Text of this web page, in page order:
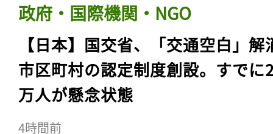
政府・国際機関・NGO
【日本】国交省、「交通空白」解
市区町村の認定制度創設。すでに
万人が懸念状態
4時間前